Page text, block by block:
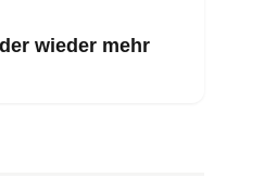
wieder mehr